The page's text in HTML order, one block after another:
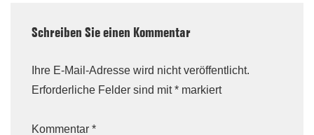
Schreiben Sie einen Kommentar
Ihre E-Mail-Adresse wird nicht veröffentlicht.
Erforderliche Felder sind mit* markiert
Kommentar *